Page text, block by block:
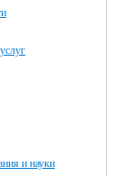
и науки